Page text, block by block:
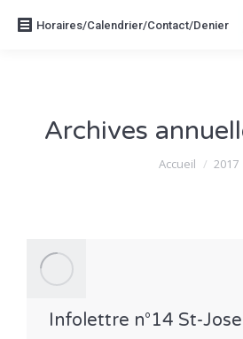
Horaires/Calendrier/Contact/Denier
Archives
Vous êtes ici :
Accueil 2017
Infolettre n°14 St-